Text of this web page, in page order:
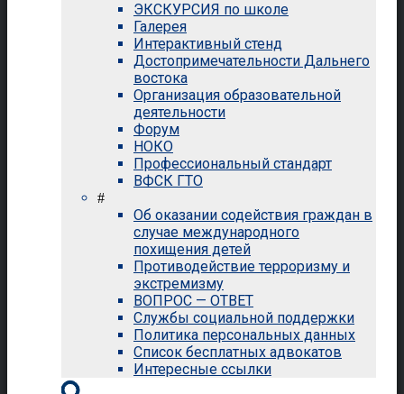
ЭКСКУРСИЯ по школе
Галерея
Интерактивный стенд
Достопримечательности Дальнего
востока
Организация образовательной
деятельности
Форум
НОКО
Профессиональный стандарт
ВФСК ГТО
#
Об оказании содействия граждан в
случае международного
похищения детей
Противодействие терроризму и
экстремизму
ВОПРОС — ОТВЕТ
Службы социальной поддержки
Политика персональных данных
Список бесплатных адвокатов
Интересные ссылки